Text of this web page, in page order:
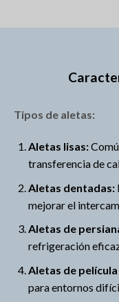
Tipos de aletas:
Aletas lisas:
transferencia de
Aletas dentadas:
mejorar el
Aletas de
refrigeración
Aletas de película
para entornos